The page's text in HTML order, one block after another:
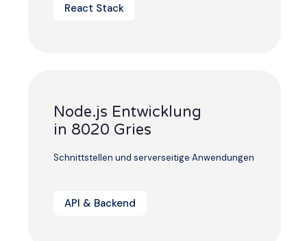
React Stack
Node.js Entwicklung
in 8020 Gries
Schnittstellen und serverseitige Anwendungen
API & Backend